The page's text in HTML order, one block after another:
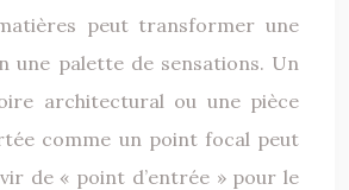
peut transformer une
une palette de sensations. Un
architectural ou une pièce
comme un point focal peut
de « point d’entrée » pour le